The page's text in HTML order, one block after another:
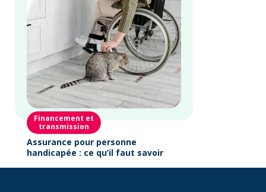
Financement et
transmission
Assurance pour personne
handicapée : ce qu’il faut savoir